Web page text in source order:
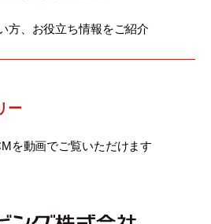
方、お役立ち情報をご紹介
ー
を動画でご覧いただけます